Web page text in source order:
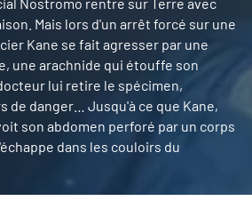
Mais lors d'un arrêt forcé sur une
Kane se fait agresser par une
une arachnide qui étouffe son
lui retire le spécimen,
de danger… Jusqu'à ce que Kane,
son abdomen perforé par un corps
dans les couloirs du